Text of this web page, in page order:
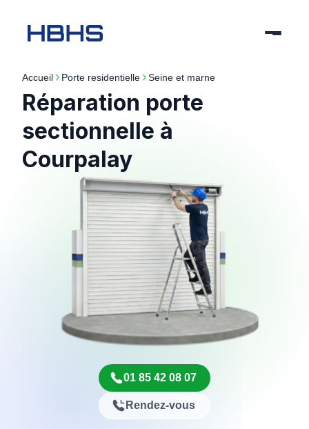
Accueil porte residentielle seine et marne
Réparation porte
sectionnelle à
Courpalay
01 85 42 08 07
Rendez-vous